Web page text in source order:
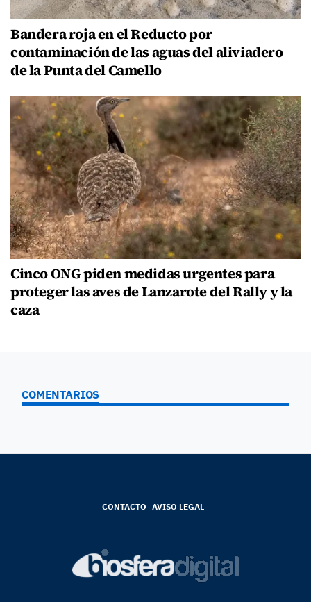
Bandera roja en el Reducto por
contaminación de las aguas del aliviadero
de la Punta del Camello
Cinco ONG piden medidas urgentes para
proteger las aves de Lanzarote del Rally y la
caza
COMENTARIOS
CONTACTO AVISO LEGAL